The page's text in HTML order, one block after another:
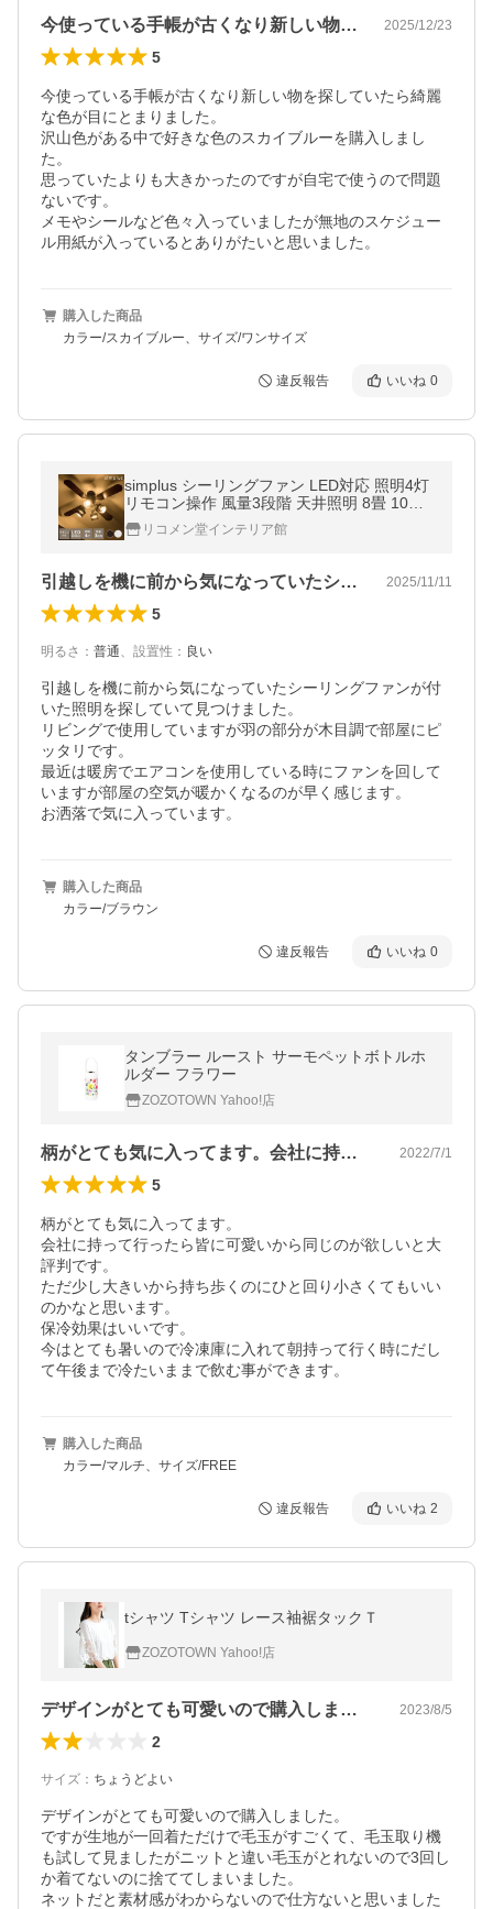
今使っている手帳が古くなり新しい物を探… 2025/12/23
5
今使っている手帳が古くなり新しい物を探していたら綺麗
な色が目にとまりました。
沢山色がある中で好きな色のスカイブルーを購入しまし
た。
思っていたよりも大きかったのですが自宅で使うので問題
ないです。
メモやシールなど色々入っていましたが無地のスケジュー
ル用紙が入っているとありがたいと思いました。
購入した商品
カラー/スカイブルー、サイズ/ワンサイズ
違反報告 いいね 0
simplus シーリングファン LED対応 照明4灯
リモコン操作 風量3段階 天井照明 8畳 10畳
12畳 おしゃれ ファン ライト エコ 省エネ リ
バーシブル羽根
リコメン堂インテリア館
引越しを機に前から気になっていたシーリ… 2025/11/11
5
明るさ ： 普通、 設置性 ： 良い
引越しを機に前から気になっていたシーリングファンが付
いた照明を探していて見つけました。
リビングで使用していますが羽の部分が木目調で部屋にピ
ッタリです。
最近は暖房でエアコンを使用している時にファンを回して
いますが部屋の空気が暖かくなるのが早く感じます。
お洒落で気に入っています。
購入した商品
カラー/ブラウン
違反報告 いいね 0
タンブラー ルースト サーモペットボトルホ
ルダー フラワー
ZOZOTOWN Yahoo!店
柄がとても気に入ってます。会社に持って… 2022/7/1
5
柄がとても気に入ってます。
会社に持って行ったら皆に可愛いから同じのが欲しいと大
評判です。
ただ少し大きいから持ち歩くのにひと回り小さくてもいい
のかなと思います。
保冷効果はいいです。
今はとても暑いので冷凍庫に入れて朝持って行く時にだし
て午後まで冷たいままで飲む事ができます。
購入した商品
カラー/マルチ、サイズ/FREE
違反報告 いいね 2
tシャツ Tシャツ レース袖裾タックＴ
ZOZOTOWN Yahoo!店
デザインがとても可愛いので購入しました… 2023/8/5
2
サイズ ： ちょうどよい
デザインがとても可愛いので購入しました。
ですが生地が一回着ただけで毛玉がすごくて、毛玉取り機
も試して見ましたがニットと違い毛玉がとれないので3回し
か着てないのに捨ててしまいました。
ネットだと素材感がわからないので仕方ないと思いました